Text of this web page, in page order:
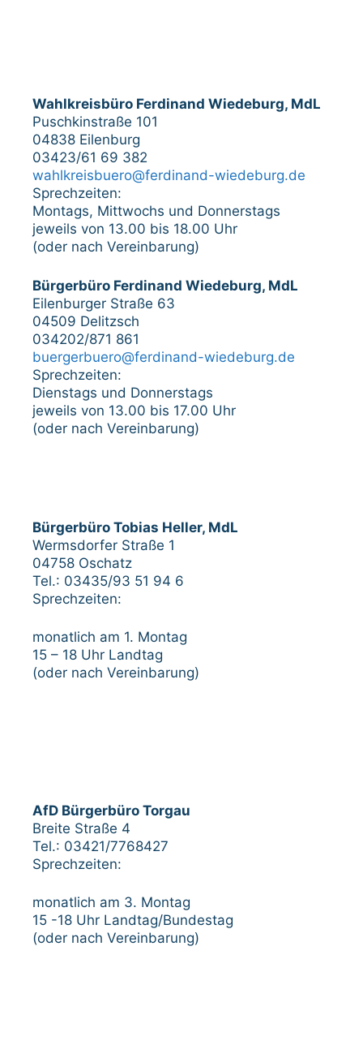
Wahlkreisbüro Ferdinand Wiedeburg, MdL
Puschkinstraße 101
04838 Eilenburg
03423/61 69 382
wahlkreisbuero@ferdinand-wiedeburg.de
Sprechzeiten:
Montags, Mittwochs und Donnerstags
jeweils von 13.00 bis 18.00 Uhr
(oder nach Vereinbarung)
Bürgerbüro Ferdinand Wiedeburg, MdL
Eilenburger Straße 63
04509 Delitzsch
034202/871 861
buergerbuero@ferdinand-wiedeburg.de
Sprechzeiten:
Dienstags und Donnerstags
jeweils von 13.00 bis 17.00 Uhr
(oder nach Vereinbarung)
Bürgerbüro Tobias Heller, MdL
Wermsdorfer Straße 1
04758 Oschatz
Tel.: 03435/93 51 94 6
Sprechzeiten:
monatlich am 1. Montag
15 – 18 Uhr Landtag
(oder nach Vereinbarung)
AfD Bürgerbüro Torgau
Breite Straße 4
Tel.: 03421/7768427
Sprechzeiten:
monatlich am 3. Montag
15 -18 Uhr Landtag/Bundestag
(oder nach Vereinbarung)